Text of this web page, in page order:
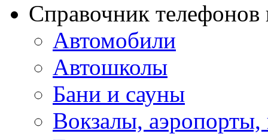
Справочник
Автомобили
Автошколы
Бани и сауны
Вокзалы,